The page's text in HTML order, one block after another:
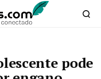
pode